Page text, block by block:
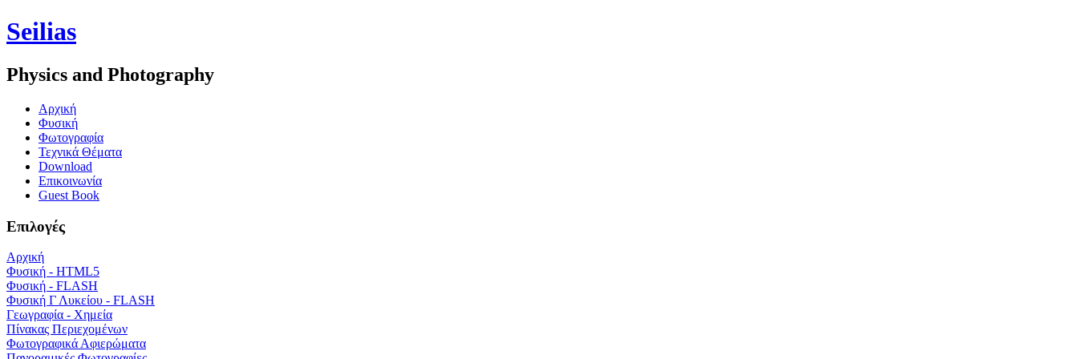
Seilias
Physics and Photography
Aρχική
Φυσική
Φωτογραφία
Τεχνικά Θέματα
Download
Επικοινωνία
Guest Book
Επιλογές
Αρχική
Φυσική - HTML5
Φυσική - FLASH
Φυσική Γ Λυκείου - FLASH
Γεωγραφία - Χημεία
Πίνακας Περιεχομένων
Φωτογραφικά Αφιερώματα